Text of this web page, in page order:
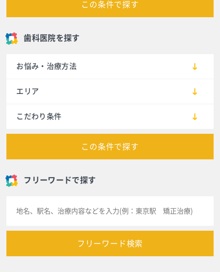
この条件で探す
歯科医院を探す
お悩み・治療方法
エリア
こだわり条件
この条件で探す
フリーワードで探す
フリーワード検索